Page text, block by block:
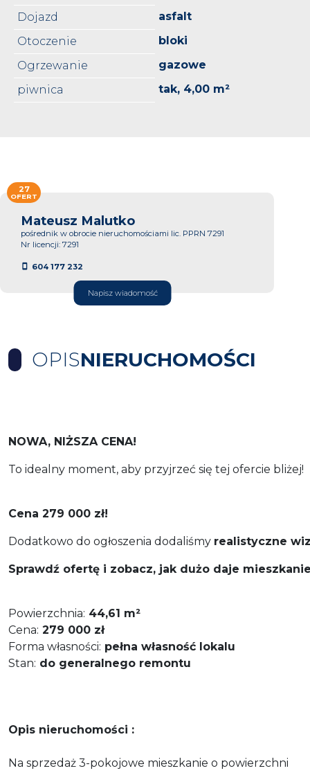
Dojazd
asfalt
Otoczenie
bloki
Ogrzewanie
gazowe
piwnica
tak, 4,00 m²
Mateusz Malutko
pośrednik w obrocie nieruchomościami lic. PPRN 7291
Nr licencji: 7291
604 177 232
Napisz wiadomość
27
OFERT
OPISNIERUCHOMOŚCI
NOWA, NIŻSZA CENA!
To idealny moment, aby przyjrzeć się tej ofercie bliżej!
Cena 279 000 zł!
Dodatkowo do ogłoszenia dodaliśmy realistyczne
Sprawdź ofertę i zobacz, jak dużo daje
Powierzchnia: 44,61 m²
Cena: 279 000 zł
Forma własności: pełna własność lokalu
Stan: do generalnego remontu
Opis nieruchomości :
Na sprzedaż 3-pokojowe mieszkanie o powierzchni